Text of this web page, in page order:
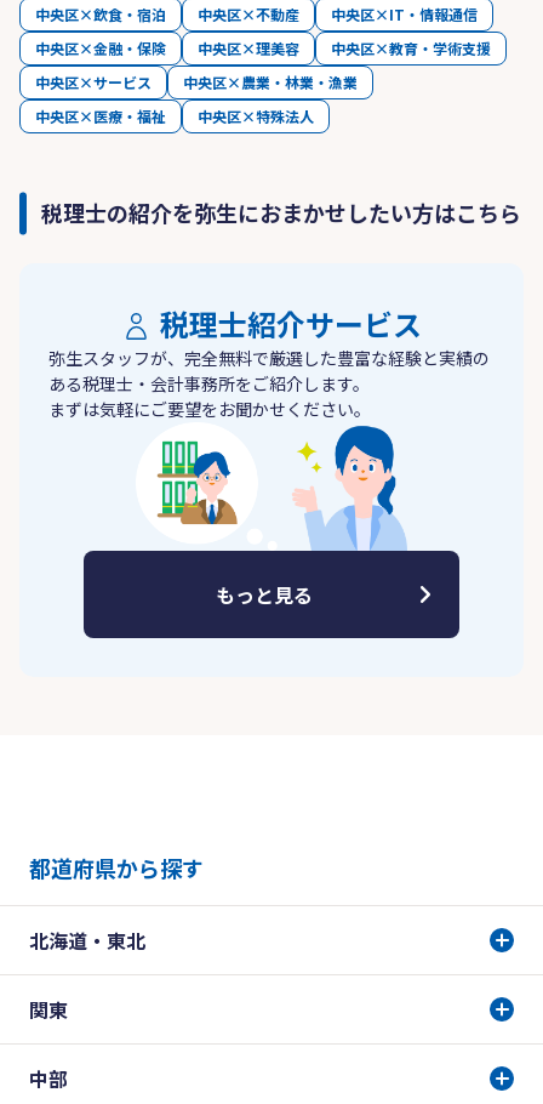
中央区×飲食・宿泊
中央区×不動産
中央区×IT・情報通信
中央区×金融・保険
中央区×理美容
中央区×教育・学術支援
中央区×サービス
中央区×農業・林業・漁業
中央区×医療・福祉
中央区×特殊法人
税理士の紹介を弥生におまかせしたい方はこちら
税理士紹介サービス
弥生スタッフが、完全無料で厳選した豊富な経験と実績の
ある税理士・会計事務所をご紹介します。
まずは気軽にご要望をお聞かせください。
もっと見る
都道府県から探す
北海道・東北
関東
中部